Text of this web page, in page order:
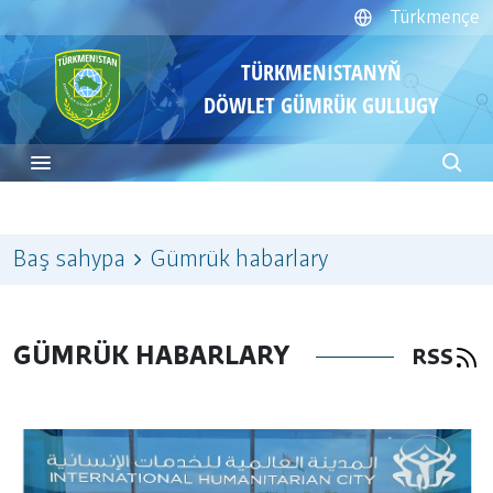
Türkmençe
TÜRKMENISTANYŇ
DÖWLET GÜMRÜK GULLUGY
Baş sahypa Gümrük habarlary
GÜMRÜK HABARLARY RSS